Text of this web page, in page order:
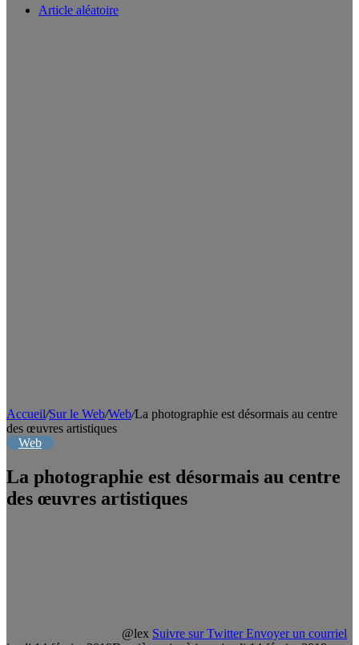
Article aléatoire
Accueil/Sur le Web/Web/La photographie est désormais au centre
des œuvres artistiques
Web
La photographie est désormais au centre
des œuvres artistiques
@lex Suivre sur Twitter Envoyer un courriel